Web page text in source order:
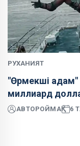
РУХАНИЯТ
"Өрмекші адам"
миллиард
АВТОРОЙМАҚ 6